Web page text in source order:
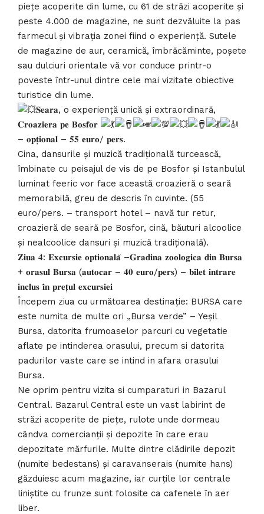
piețe acoperite din lume, cu 61 de străzi acoperite și
peste 4.000 de magazine, ne sunt dezvăluite la pas
farmecul și vibrația zonei fiind o experiență. Sutele
de magazine de aur, ceramică, îmbrăcăminte, poșete
sau dulciuri orientale vă vor conduce printr-o
poveste într-unul dintre cele mai vizitate obiective
turistice din lume.
𝐒𝐞𝐚𝐫𝐚, o experiență unică și extraordinară,
𝐂𝐫𝐨𝐚𝐳𝐢𝐞𝐫𝐚 𝐩𝐞 𝐁𝐨𝐬𝐟𝐨𝐫
– 𝐨𝐩𝐭̦𝐢𝐨𝐧𝐚𝐥 – 𝟓𝟓 𝐞𝐮𝐫𝐨/ 𝐩𝐞𝐫𝐬.
Cina, dansurile și muzică tradițională turcească,
îmbinate cu peisajul de vis de pe Bosfor și Istanbulul
luminat feeric vor face această croazieră o seară
memorabilă, greu de descris în cuvinte. (55
euro/pers. – transport hotel – navă tur retur,
croazieră de seară pe Bosfor, cină, băuturi alcoolice
și nealcoolice dansuri și muzică tradițională).
𝐙𝐢𝐮𝐚 𝟒: 𝐄𝐱𝐜𝐮𝐫𝐬𝐢𝐞 𝐨𝐩𝐭𝐢𝐨𝐧𝐚𝐥𝐚̆ –𝐆𝐫𝐚𝐝𝐢𝐧𝐚 𝐳𝐨𝐨𝐥𝐨𝐠𝐢𝐜𝐚 𝐝𝐢𝐧 𝐁𝐮𝐫𝐬𝐚
+ 𝐨𝐫𝐚𝐬𝐮𝐥 𝐁𝐮𝐫𝐬𝐚 (𝐚𝐮𝐭𝐨𝐜𝐚𝐫 – 𝟒𝟎 𝐞𝐮𝐫𝐨/𝐩𝐞𝐫𝐬) – 𝐛𝐢𝐥𝐞𝐭 𝐢𝐧𝐭𝐫𝐚𝐫𝐞
𝐢𝐧𝐜𝐥𝐮𝐬 𝐢̂𝐧 𝐩𝐫𝐞𝐭̦𝐮𝐥 𝐞𝐱𝐜𝐮𝐫𝐬𝐢𝐞𝐢
Începem ziua cu următoarea destinație: BURSA care
este numita de multe ori „Bursa verde” – Yeşil
Bursa, datorita frumoaselor parcuri cu vegetatie
aflate pe intinderea orasului, precum si datorita
padurilor vaste care se intind in afara orasului
Bursa.
Ne oprim pentru vizita si cumparaturi in Bazarul
Central. Bazarul Central este un vast labirint de
străzi acoperite de piețe, rulote unde dormeau
cândva comercianții și depozite în care erau
depozitate mărfurile. Multe dintre clădirile depozit
(numite bedestans) și caravanserais (numite hans)
găzduiesc acum magazine, iar curțile lor centrale
liniștite cu frunze sunt folosite ca cafenele în aer
liber.